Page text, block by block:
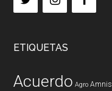
ETIQUETAS
Acuerdo Agro